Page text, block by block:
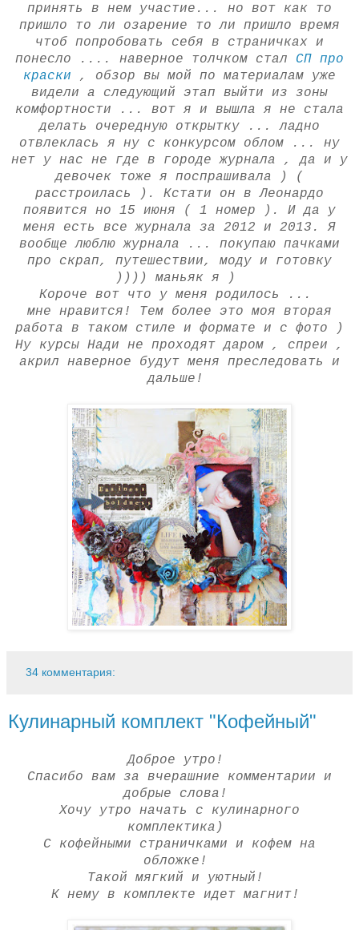
принять в нем участие... но вот как то
пришло то ли озарение то ли пришло время
чтоб попробовать себя в страничках и
понесло .... наверное толчком стал СП про
краски , обзор вы мой по материалам уже
видели а следующий этап выйти из зоны
комфортности ... вот я и вышла я не стала
делать очередную открытку ... ладно
отвлеклась я ну с конкурсом облом ... ну
нет у нас не где в городе журнала , да и у
девочек тоже я поспрашивала ) (
расстроилась ). Кстати он в Леонардо
появится но 15 июня ( 1 номер ). И да у
меня есть все журнала за 2012 и 2013. Я
вообще люблю журнала ... покупаю пачками
про скрап, путешествии, моду и готовку
)))) маньяк я )
Короче вот что у меня родилось ...
мне нравится! Тем более это моя вторая
работа в таком стиле и формате и с фото )
Ну курсы Нади не проходят даром , спреи ,
акрил наверное будут меня преследовать и
дальше!
34 комментария:
Кулинарный комплект "Кофейный"
Доброе утро!
Спасибо вам за вчерашние комментарии и
добрые слова!
Хочу утро начать с кулинарного
комплектика)
С кофейными страничками и кофем на
обложке!
Такой мягкий и уютный!
К нему в комплекте идет магнит!